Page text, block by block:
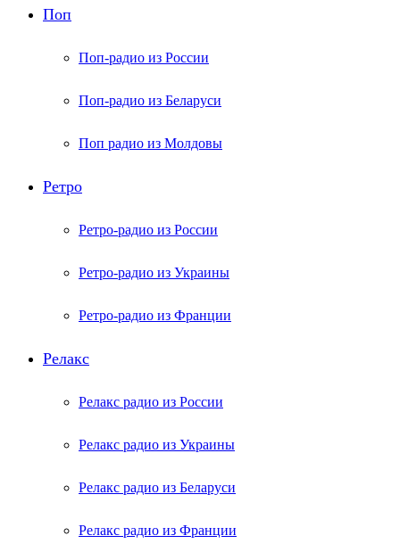
Поп
Поп-радио из России
Поп-радио из Беларуси
Поп радио из Молдовы
Ретро
Ретро-радио из России
Ретро-радио из Украины
Ретро-радио из Франции
Релакс
Релакс радио из России
Релакс радио из Украины
Релакс радио из Беларуси
Релакс радио из Франции